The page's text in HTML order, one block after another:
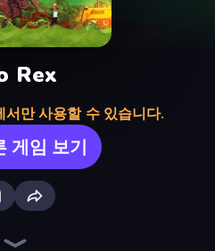
Rex
만 사용할 수 있습니다.
게임 보기